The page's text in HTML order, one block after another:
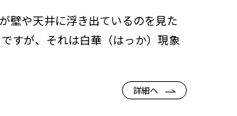
壁や天井に浮き出ているのを見た
すが、それは白華（はっか）現象
詳細へ